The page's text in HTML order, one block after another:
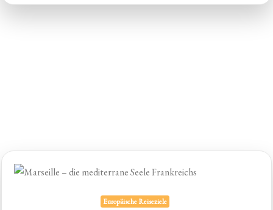
Europäische Reiseziele